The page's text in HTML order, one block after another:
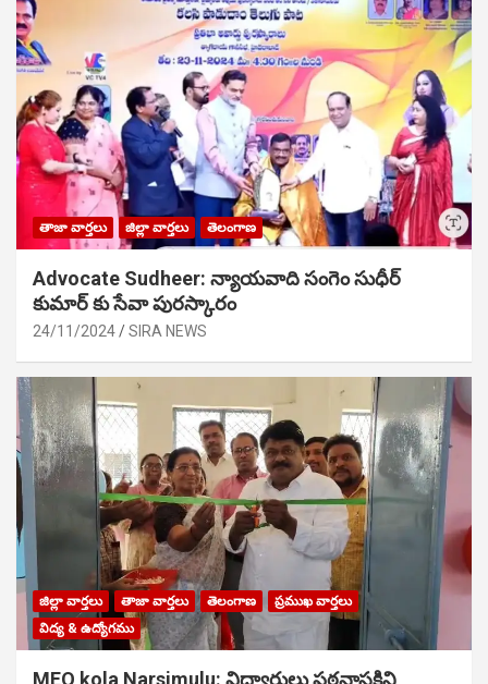
తాజా వార్తలు జిల్లా వార్తలు తెలంగాణ
Advocate Sudheer: న్యాయవాది సంగెం సుధీర్
కుమార్ కు సేవా పురస్కారం
24/11/2024 SIRA NEWS
జిల్లా వార్తలు తాజా వార్తలు తెలంగాణ
ప్రముఖ వార్తలు
విద్య & ఉద్యోగము
MEO kola Narsimulu: విద్యార్థులు పఠ‌నాసక్తిని